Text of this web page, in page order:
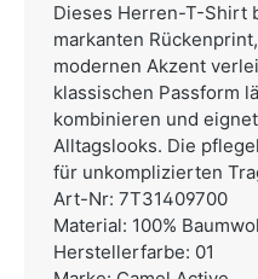
Dieses Herren-T-Shirt
markanten
modernen Akzent
klassischen Passform
kombinieren und
Alltagslooks. Die
für unkomplizierten
Art-Nr: 7T31409700
Material: 100%
Herstellerfarbe: 01